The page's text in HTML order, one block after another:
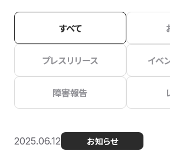
すべて
プレスリリース イベ
障害報告
2025.06.12 お知らせ